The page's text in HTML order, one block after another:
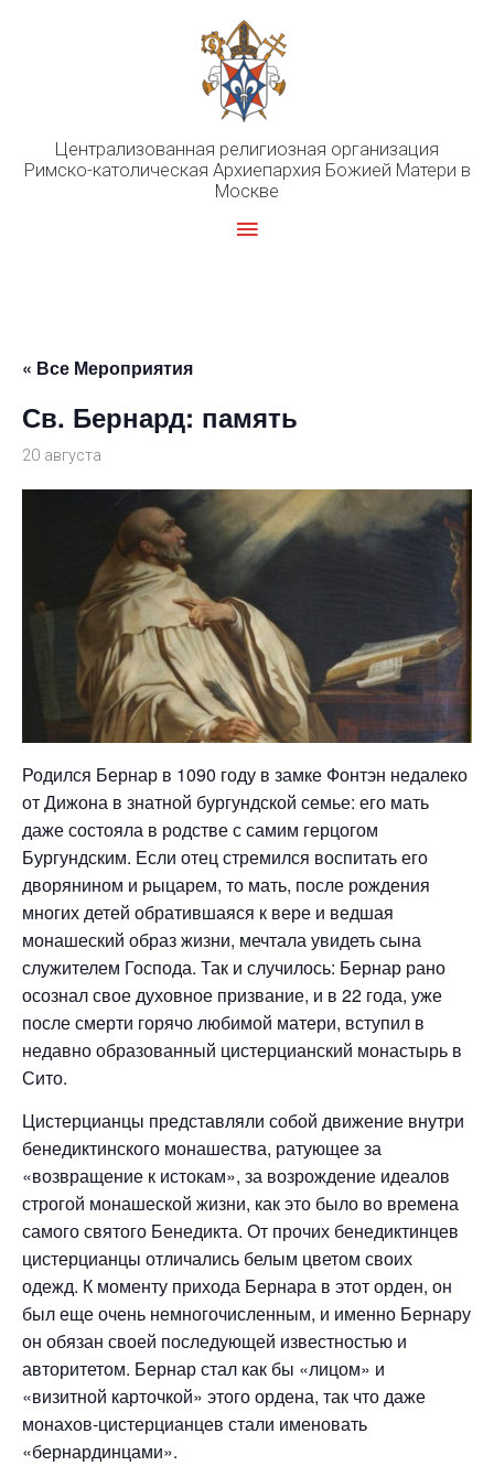
Централизованная религиозная организация
Римско-католическая Архиепархия Божией Матери в
Москве
Главное
« Все Мероприятия
Св. Бернард: память
20 августа
Родился Бернар в 1090 году в замке Фонтэн недалеко
от Дижона в знатной бургундской семье: его мать
даже состояла в родстве с самим герцогом
Бургундским. Если отец стремился воспитать его
дворянином и рыцарем, то мать, после рождения
многих детей обратившаяся к вере и ведшая
монашеский образ жизни, мечтала увидеть сына
служителем Господа. Так и случилось: Бернар рано
осознал свое духовное призвание, и в 22 года, уже
после смерти горячо любимой матери, вступил в
недавно образованный цистерцианский монастырь в
Сито.
Цистерцианцы представляли собой движение внутри
бенедиктинского монашества, ратующее за
«возвращение к истокам», за возрождение идеалов
строгой монашеской жизни, как это было во времена
самого святого Бенедикта. От прочих бенедиктинцев
цистерцианцы отличались белым цветом своих
одежд. К моменту прихода Бернара в этот орден, он
был еще очень немногочисленным, и именно Бернару
он обязан своей последующей известностью и
авторитетом. Бернар стал как бы «лицом» и
«визитной карточкой» этого ордена, так что даже
монахов-цистерцианцев стали именовать
«бернардинцами».